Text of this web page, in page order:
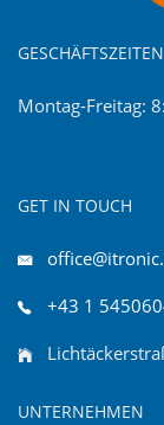
GESCHÄFTSZEITEN
Montag-Freitag:
GET IN TOUCH
+43 1
UNTERNEHMEN